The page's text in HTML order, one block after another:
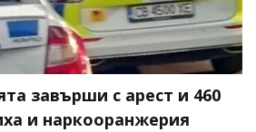
завърши с арест и 460
и наркооранжерия